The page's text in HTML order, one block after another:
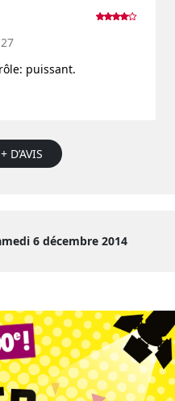
puissant.
D’AVIS
6 décembre 2014